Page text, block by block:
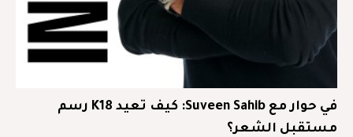
في حوار مع Suveen Sahib: كيف تعيد K18 رسم
مستقبل الشعر؟